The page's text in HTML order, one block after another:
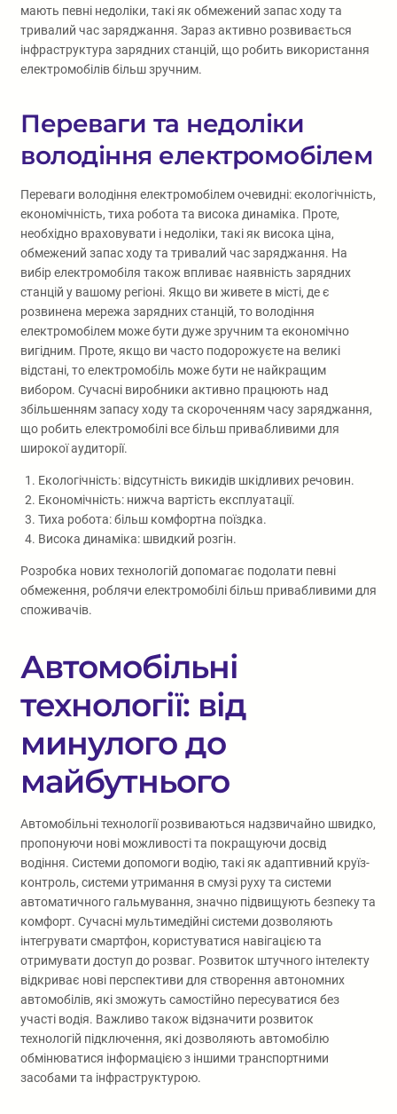
мають певні недоліки, такі як обмежений запас ходу та
тривалий час заряджання. Зараз активно розвивається
інфраструктура зарядних станцій, що робить використання
електромобілів більш зручним.
Переваги та недоліки
володіння електромобілем
Переваги володіння електромобілем очевидні: екологічність,
економічність, тиха робота та висока динаміка. Проте,
необхідно враховувати і недоліки, такі як висока ціна,
обмежений запас ходу та тривалий час заряджання. На
вибір електромобіля також впливає наявність зарядних
станцій у вашому регіоні. Якщо ви живете в місті, де є
розвинена мережа зарядних станцій, то володіння
електромобілем може бути дуже зручним та економічно
вигідним. Проте, якщо ви часто подорожуєте на великі
відстані, то електромобіль може бути не найкращим
вибором. Сучасні виробники активно працюють над
збільшенням запасу ходу та скороченням часу заряджання,
що робить електромобілі все більш привабливими для
широкої аудиторії.
Екологічність: відсутність викидів шкідливих речовин.
Економічність: нижча вартість експлуатації.
Тиха робота: більш комфортна поїздка.
Висока динаміка: швидкий розгін.
Розробка нових технологій допомагає подолати певні
обмеження, роблячи електромобілі більш привабливими для
споживачів.
Автомобільні
технології: від
минулого до
майбутнього
Автомобільні технології розвиваються надзвичайно швидко,
пропонуючи нові можливості та покращуючи досвід
водіння. Системи допомоги водію, такі як адаптивний круїз-
контроль, системи утримання в смузі руху та системи
автоматичного гальмування, значно підвищують безпеку та
комфорт. Сучасні мультимедійні системи дозволяють
інтегрувати смартфон, користуватися навігацією та
отримувати доступ до розваг. Розвиток штучного інтелекту
відкриває нові перспективи для створення автономних
автомобілів, які зможуть самостійно пересуватися без
участі водія. Важливо також відзначити розвиток
технологій підключення, які дозволяють автомобілю
обмінюватися інформацією з іншими транспортними
засобами та інфраструктурою.